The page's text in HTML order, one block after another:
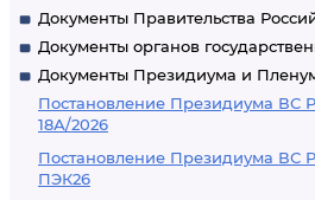
Документы Правительства
Документы органов
Документы Президиума и
Постановление Президиума ВС
18А/2026
Постановление Президиума ВС
ПЭК26